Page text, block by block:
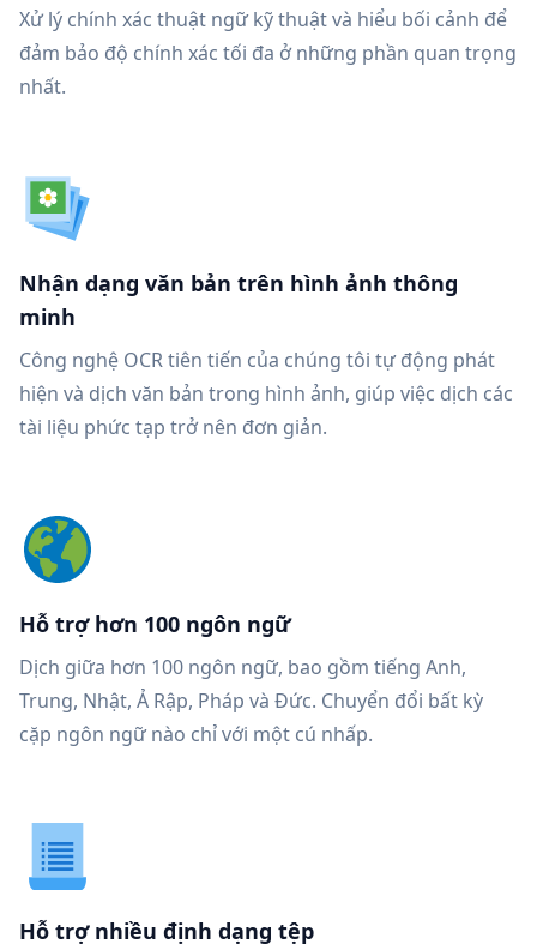
Xử lý chính xác thuật ngữ kỹ thuật và hiểu bối cảnh để
đảm bảo độ chính xác tối đa ở những phần quan trọng
nhất.
Nhận dạng văn bản trên hình ảnh thông
minh
Công nghệ OCR tiên tiến của chúng tôi tự động phát
hiện và dịch văn bản trong hình ảnh, giúp việc dịch các
tài liệu phức tạp trở nên đơn giản.
Hỗ trợ hơn 100 ngôn ngữ
Dịch giữa hơn 100 ngôn ngữ, bao gồm tiếng Anh,
Trung, Nhật, Ả Rập, Pháp và Đức. Chuyển đổi bất kỳ
cặp ngôn ngữ nào chỉ với một cú nhấp.
Hỗ trợ nhiều định dạng tệp